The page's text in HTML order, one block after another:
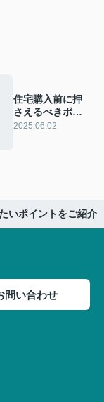
住宅購入前に押
さえるべきポイ
ントは？立地や
2025.06.02
いポイントをご紹介
問い合わせ